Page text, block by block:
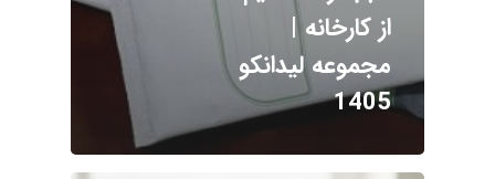
از کارخانه |
مجموعه لیدانکو
1405